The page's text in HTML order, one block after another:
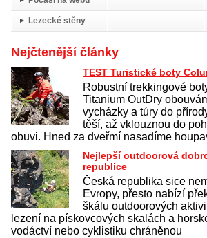
Lezecké stěny
Nejčtenější články
TEST Turistické boty
Robustní trekkingové
Titanium OutDry
vycházky a túry do
těší, až vklouznou do
obuvi. Hned za dveřmí nasadíme
Nejlepší outdoorová
republice
Česká republika sice
Evropy, přesto nabízí
škálu outdoorových
lezení na pískovcových skalách a
vodáctví nebo cyklistiku chráněnou